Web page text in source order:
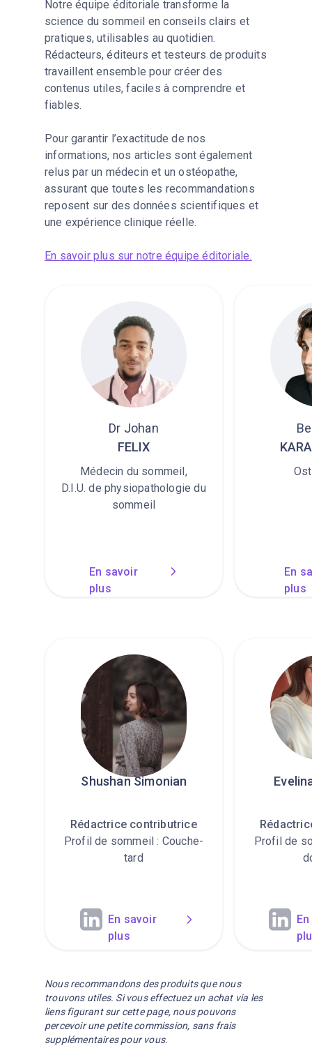
Notre équipe éditoriale transforme la
science du sommeil en conseils clairs et
pratiques, utilisables au quotidien.
Rédacteurs, éditeurs et testeurs de produits
travaillent ensemble pour créer des
contenus utiles, faciles à comprendre et
fiables.
Pour garantir l’exactitude de nos
informations, nos articles sont également
relus par un médecin et un ostéopathe,
assurant que toutes les recommandations
reposent sur des données scientifiques et
une expérience clinique réelle.
En savoir plus sur notre équipe éditoriale.
Dr Johan
FELIX
Médecin du sommeil,
D.I.U. de physiopathologie du
sommeil
En savoir
plus
En
plus
Profil de
Shushan Simonian
Rédactrice contributrice
Profil de sommeil : Couche-
tard
En savoir
plus
Nous recommandons des produits que nous
trouvons utiles. Si vous effectuez un achat via les
liens figurant sur cette page, nous pouvons
percevoir une petite commission, sans frais
supplémentaires pour vous.